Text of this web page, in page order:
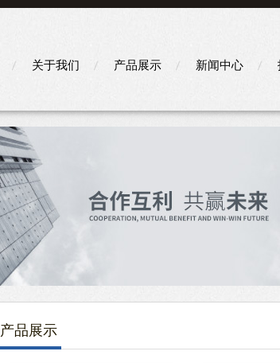
关于我们 产品展示 新闻中心
产品展示